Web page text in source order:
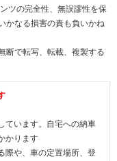
ツの完全性、無誤謬性を保
かなる損害の責も負いかね
断で転写、転載、複製する
ています。自宅への納車
かります
際や、車の定置場所、登